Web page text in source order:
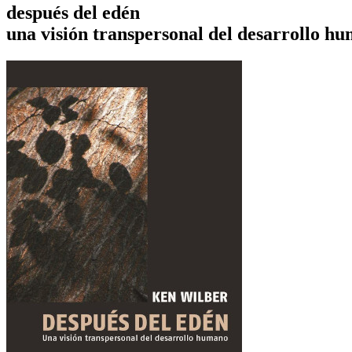
después del edén
una visión transpersonal del desarrollo